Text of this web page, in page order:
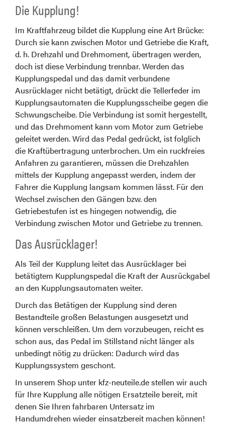
Die Kupplung!
Im Kraftfahrzeug bildet die Kupplung eine Art Brücke:
Durch sie kann zwischen Motor und Getriebe die Kraft,
d. h. Drehzahl und Drehmoment, übertragen werden,
doch ist diese Verbindung trennbar. Werden das
Kupplungspedal und das damit verbundene
Ausrücklager nicht betätigt, drückt die Tellerfeder im
Kupplungsautomaten die Kupplungsscheibe gegen die
Schwungscheibe. Die Verbindung ist somit hergestellt,
und das Drehmoment kann vom Motor zum Getriebe
geleitet werden. Wird das Pedal gedrückt, ist folglich
die Kraftübertragung unterbrochen. Um ein ruckfreies
Anfahren zu garantieren, müssen die Drehzahlen
mittels der Kupplung angepasst werden, indem der
Fahrer die Kupplung langsam kommen lässt. Für den
Wechsel zwischen den Gängen bzw. den
Getriebestufen ist es hingegen notwendig, die
Verbindung zwischen Motor und Getriebe zu trennen.
Das Ausrücklager!
Als Teil der Kupplung leitet das Ausrücklager bei
betätigtem Kupplungspedal die Kraft der Ausrückgabel
an den Kupplungsautomaten weiter.
Durch das Betätigen der Kupplung sind deren
Bestandteile großen Belastungen ausgesetzt und
können verschleißen. Um dem vorzubeugen, reicht es
schon aus, das Pedal im Stillstand nicht länger als
unbedingt nötig zu drücken: Dadurch wird das
Kupplungssystem geschont.
In unserem Shop unter kfz-neuteile.de stellen wir auch
für Ihre Kupplung alle nötigen Ersatzteile bereit, mit
denen Sie Ihren fahrbaren Untersatz im
Handumdrehen wieder einsatzbereit machen können!